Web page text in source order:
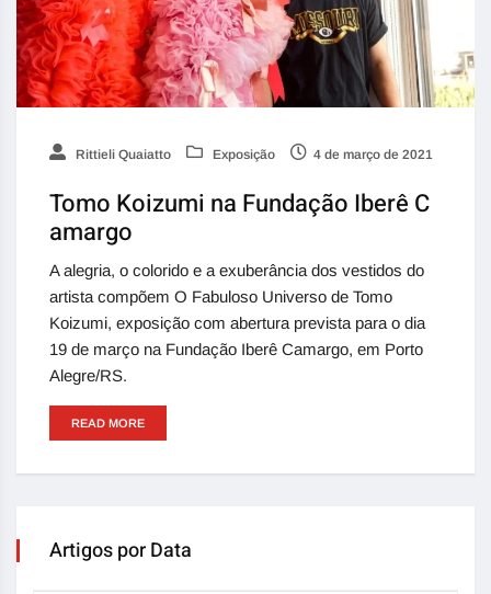
Rittieli Quaiatto Exposição 4 de março de 2021
Tomo Koizumi na Fundação Iberê C
amargo
A alegria, o colorido e a exuberância dos vestidos do
artista compõem O Fabuloso Universo de Tomo
Koizumi, exposição com abertura prevista para o dia
19 de março na Fundação Iberê Camargo, em Porto
Alegre/RS.
READ MORE
Artigos por Data